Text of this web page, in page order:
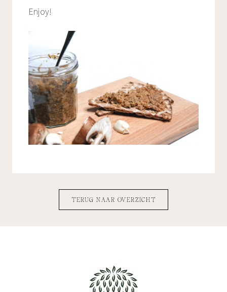
Enjoy!
TERUG NAAR OVERZICHT